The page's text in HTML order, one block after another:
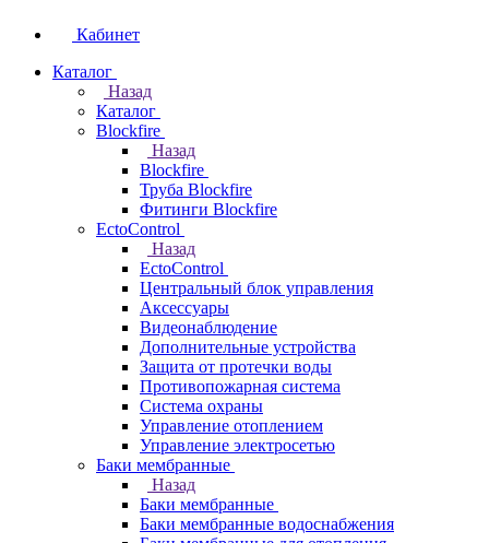
Кабинет
Каталог
Назад
Каталог
Blockfire
Назад
Blockfire
Труба Blockfire
Фитинги Blockfire
EctoControl
Назад
EctoControl
Центральный блок управления
Аксессуары
Видеонаблюдение
Дополнительные устройства
Защита от протечки воды
Противопожарная система
Система охраны
Управление отоплением
Управление электросетью
Баки мембранные
Назад
Баки мембранные
Баки мембранные водоснабжения